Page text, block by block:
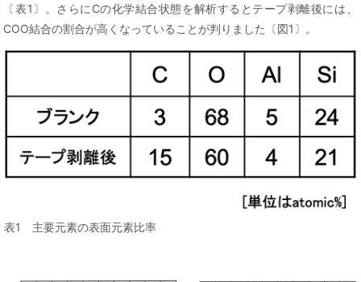
〔表1〕。さらにCの化学結合状態を解析するとテープ剥離後には、
COO結合の割合が高くなっていることが判りました〔図1〕。
表1 主要元素の表面元素比率